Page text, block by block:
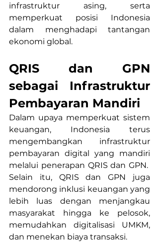
infrastruktur asing, serta
memperkuat posisi Indonesia
dalam menghadapi tantangan
ekonomi global.
QRIS dan GPN
sebagai Infrastruktur
Pembayaran Mandiri
Dalam upaya memperkuat sistem
keuangan, Indonesia terus
mengembangkan infrastruktur
pembayaran digital yang mandiri
melalui penerapan QRIS dan GPN.
Selain itu, QRIS dan GPN juga
mendorong inklusi keuangan yang
lebih luas dengan menjangkau
masyarakat hingga ke pelosok,
memudahkan digitalisasi UMKM,
dan menekan biaya transaksi.